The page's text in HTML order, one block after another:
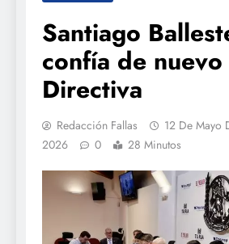
Santiago
confía de nuevo
Directiva
Redacción Fallas
12 De Mayo
2026
0 28 Minutos